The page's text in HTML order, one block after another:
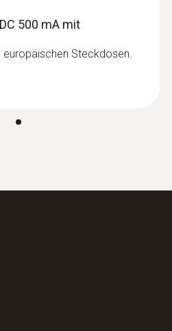
für Temperaturfühler
4592
500 mA mit
europäischen Steckdosen.